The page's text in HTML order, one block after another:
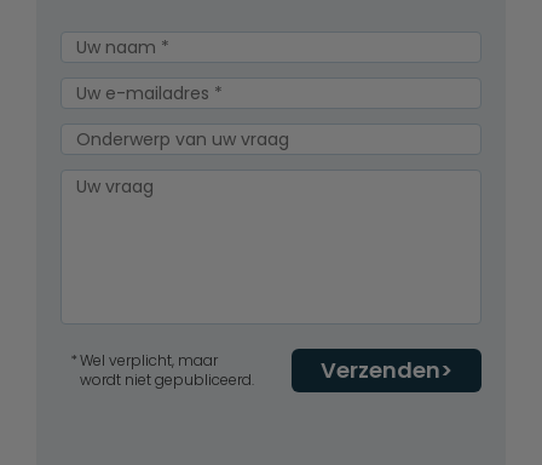
Verzenden
Wel verplicht, maar
wordt niet gepubliceerd.